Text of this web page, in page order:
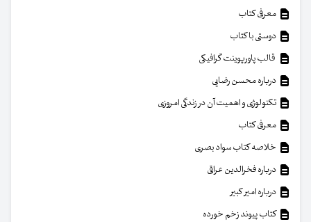
معرفی کتاب
دوستی با کتاب
قالب پاورپوینت گرافیکی
درباره محسن رضایی
تکنولوژی و اهمیت آن در زندگی امروزی
معرفی کتاب
خلاصه کتاب سواد بصری
درباره فخرالدین عراقی
درباره امیر کبیر
کتاب پیوند زخم خورده